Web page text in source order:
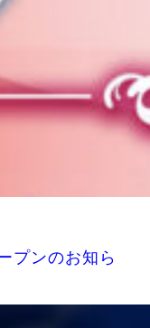
プンのお知ら